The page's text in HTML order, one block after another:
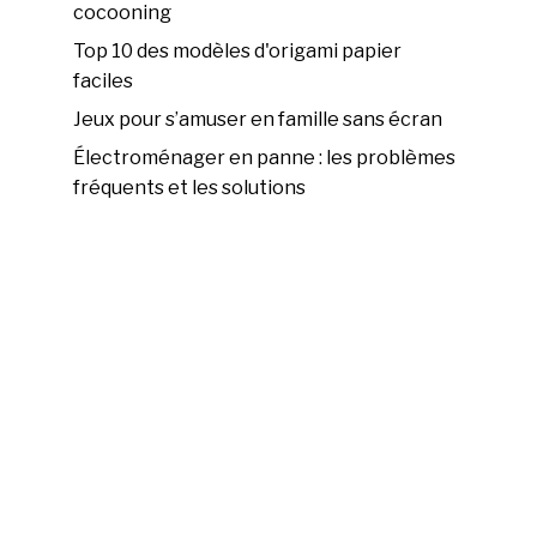
cocooning
Top 10 des modèles d'origami papier
faciles
Jeux pour s’amuser en famille sans écran
Électroménager en panne : les problèmes
fréquents et les solutions